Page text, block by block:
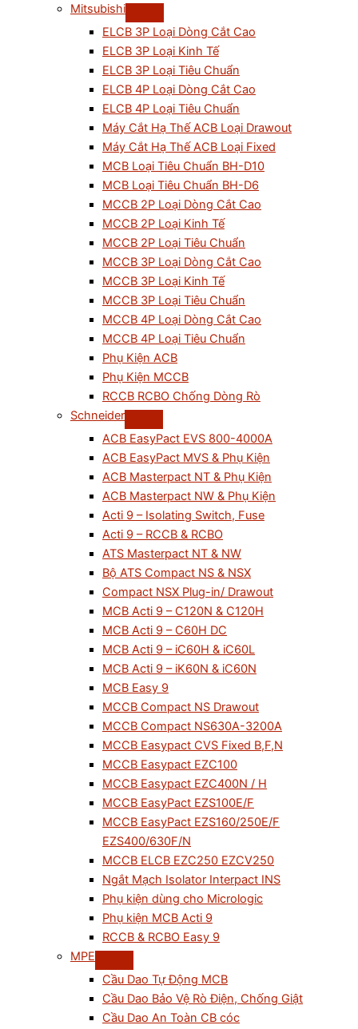
Mitsubishi
ELCB 3P Loại Dòng Cắt Cao
ELCB 3P Loại Kinh Tế
ELCB 3P Loại Tiêu Chuẩn
ELCB 4P Loại Dòng Cắt Cao
ELCB 4P Loại Tiêu Chuẩn
Máy Cắt Hạ Thế ACB Loại Drawout
Máy Cắt Hạ Thế ACB Loại Fixed
MCB Loại Tiêu Chuẩn BH-D10
MCB Loại Tiêu Chuẩn BH-D6
MCCB 2P Loại Dòng Cắt Cao
MCCB 2P Loại Kinh Tế
MCCB 2P Loại Tiêu Chuẩn
MCCB 3P Loại Dòng Cắt Cao
MCCB 3P Loại Kinh Tế
MCCB 3P Loại Tiêu Chuẩn
MCCB 4P Loại Dòng Cắt Cao
MCCB 4P Loại Tiêu Chuẩn
Phụ Kiện ACB
Phụ Kiện MCCB
RCCB RCBO Chống Dòng Rò
Schneider
ACB EasyPact EVS 800-4000A
ACB EasyPact MVS & Phụ Kiện
ACB Masterpact NT & Phụ Kiện
ACB Masterpact NW & Phụ Kiện
Acti 9 – Isolating Switch, Fuse
Acti 9 – RCCB & RCBO
ATS Masterpact NT & NW
Bộ ATS Compact NS & NSX
Compact NSX Plug-in/ Drawout
MCB Acti 9 – C120N & C120H
MCB Acti 9 – C60H DC
MCB Acti 9 – iC60H & iC60L
MCB Acti 9 – iK60N & iC60N
MCB Easy 9
MCCB Compact NS Drawout
MCCB Compact NS630A-3200A
MCCB Easypact CVS Fixed B,F,N
MCCB Easypact EZC100
MCCB Easypact EZC400N / H
MCCB EasyPact EZS100E/F
MCCB EasyPact EZS160/250E/F
EZS400/630F/N
MCCB ELCB EZC250 EZCV250
Ngắt Mạch Isolator Interpact INS
Phụ kiện dùng cho Micrologic
Phụ kiện MCB Acti 9
RCCB & RCBO Easy 9
MPE
Cầu Dao Tự Động MCB
Cầu Dao Bảo Vệ Rò Điện, Chống Giật
Cầu Dao An Toàn CB cóc